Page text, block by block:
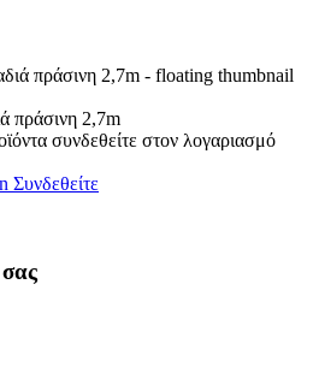
πράσινη 2,7m
συνδεθείτε στον λογαριασμό
Συνδεθείτε